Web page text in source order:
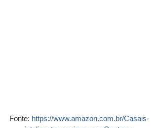
Fonte: https://www.amazon.com.br/Casais-